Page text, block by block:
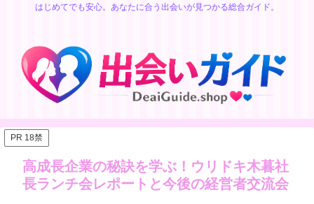
はじめてでも安心。あなたに合う出会いが見つかる総合ガイド。
PR 18禁
高成長企業の秘訣を学ぶ！ウリドキ木暮社
長ランチ会レポートと今後の経営者交流会